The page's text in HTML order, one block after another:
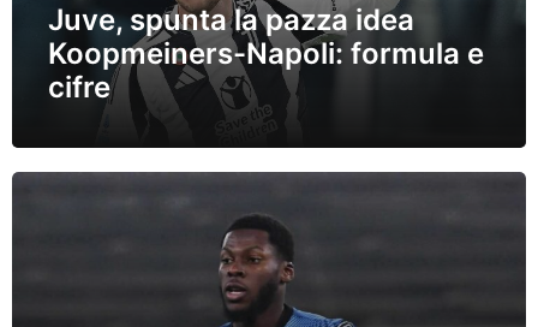
Juve, spunta la pazza idea
Koopmeiners-Napoli: formula e
cifre